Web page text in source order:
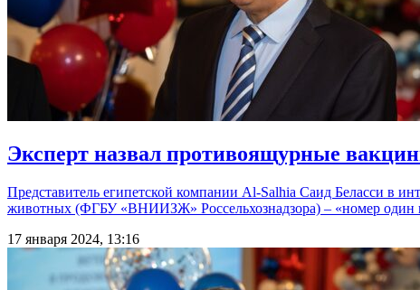
Эксперт назвал противоящурные
Представитель египетской компании Al-Salhia Саид Беласси в
животных (ФГБУ «ВНИИЗЖ» Россельхознадзора) – «номер один
17 января 2024, 13:16